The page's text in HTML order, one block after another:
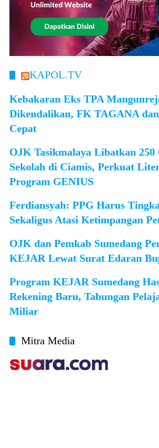
KAPOL.TV
Kebakaran Eks TPA
Dikendalikan, FK TAGANA
Cepat
OJK Tasikmalaya Libatkan 250
Sekolah di Ciamis, Perkuat
Program GENIUS
Ferdiansyah: PPG Harus
Sekaligus Atasi Ketimpangan
OJK dan Pemkab Sumedang
KEJAR Lewat Surat Edaran
Program KEJAR Sumedang
Rekening Baru, Tabungan
Miliar
Mitra Media